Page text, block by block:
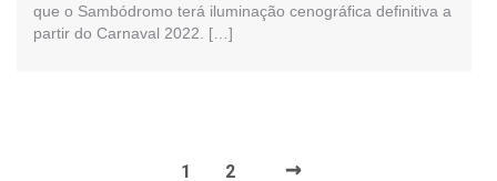
que o Sambódromo terá iluminação cenográfica definitiva a
partir do Carnaval 2022. […]
1 2 →